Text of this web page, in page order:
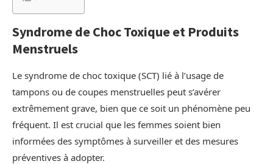
Syndrome de Choc Toxique et Produits
Menstruels
Le syndrome de choc toxique (SCT) lié à l’usage de
tampons ou de coupes menstruelles peut s’avérer
extrêmement grave, bien que ce soit un phénomène peu
fréquent. Il est crucial que les femmes soient bien
informées des symptômes à surveiller et des mesures
préventives à adopter.